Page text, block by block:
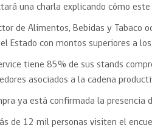
una charla explicando cómo
de Alimentos, Bebidas y Tabaco
Estado con montos superiores a
tiene 85% de sus stands
asociados a la cadena
ya está confirmada la presencia
de 12 mil personas visiten el